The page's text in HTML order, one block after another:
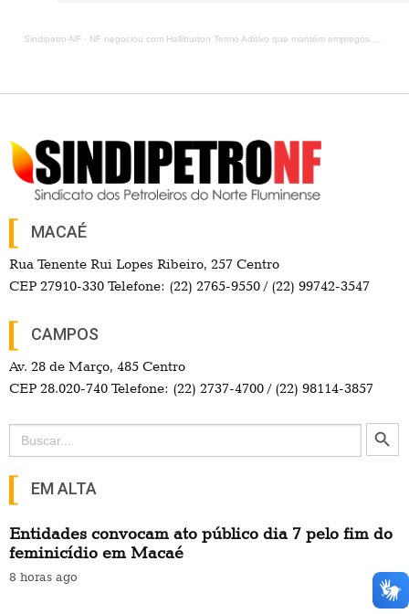
Sindipetro-NF · NF negociou com Halliburton Termo Aditivo que mantém empregos e direitos
MACAÉ
Rua Tenente Rui Lopes Ribeiro, 257 Centro
CEP 27910-330 Telefone: (22) 2765-9550 / (22) 99742-3547
CAMPOS
Av. 28 de Março, 485 Centro
CEP 28.020-740 Telefone: (22) 2737-4700 / (22) 98114-3857
Search
for:
Search Button
EM ALTA
Entidades convocam ato público dia 7 pelo fim do
feminicídio em Macaé
8 horas ago